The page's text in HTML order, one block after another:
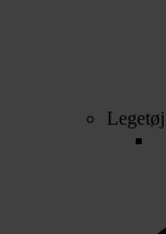
Legetøj